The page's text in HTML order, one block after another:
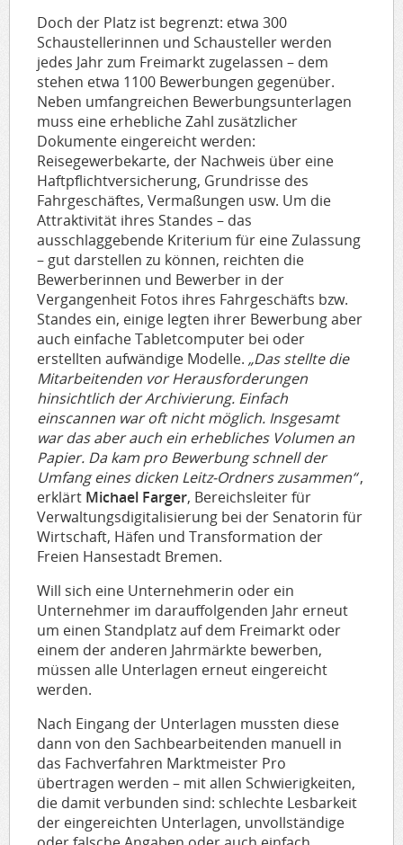
Doch der Platz ist begrenzt: etwa 300
Schaustellerinnen und Schausteller werden
jedes Jahr zum Freimarkt zugelassen – dem
stehen etwa 1100 Bewerbungen gegenüber.
Neben umfangreichen Bewerbungsunterlagen
muss eine erhebliche Zahl zusätzlicher
Dokumente eingereicht werden:
Reisegewerbekarte, der Nachweis über eine
Haftpflichtversicherung, Grundrisse des
Fahrgeschäftes, Vermaßungen usw. Um die
Attraktivität ihres Standes – das
ausschlaggebende Kriterium für eine Zulassung
– gut darstellen zu können, reichten die
Bewerberinnen und Bewerber in der
Vergangenheit Fotos ihres Fahrgeschäfts bzw.
Standes ein, einige legten ihrer Bewerbung aber
auch einfache Tabletcomputer bei oder
erstellten aufwändige Modelle. „Das stellte die
Mitarbeitenden vor Herausforderungen
hinsichtlich der Archivierung. Einfach
einscannen war oft nicht möglich. Insgesamt
war das aber auch ein erhebliches Volumen an
Papier. Da kam pro Bewerbung schnell der
Umfang eines dicken Leitz-Ordners zusammen“,
erklärt Michael Farger, Bereichsleiter für
Verwaltungsdigitalisierung bei der Senatorin für
Wirtschaft, Häfen und Transformation der
Freien Hansestadt Bremen.
Will sich eine Unternehmerin oder ein
Unternehmer im darauffolgenden Jahr erneut
um einen Standplatz auf dem Freimarkt oder
einem der anderen Jahrmärkte bewerben,
müssen alle Unterlagen erneut eingereicht
werden.
Nach Eingang der Unterlagen mussten diese
dann von den Sachbearbeitenden manuell in
das Fachverfahren Marktmeister Pro
übertragen werden – mit allen Schwierigkeiten,
die damit verbunden sind: schlechte Lesbarkeit
der eingereichten Unterlagen, unvollständige